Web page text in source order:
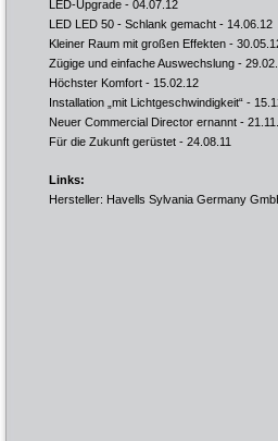
LED-Upgrade - 04.07.12
LED LED 50 - Schlank gemacht - 14.06.12
Kleiner Raum mit großen Effekten -
Zügige und einfache Auswechslung -
Höchster Komfort - 15.02.12
Installation „mit Lichtgeschwindigkeit“ -
Neuer Commercial Director ernannt -
Für die Zukunft gerüstet - 24.08.11
Links:
Hersteller: Havells Sylvania Germany